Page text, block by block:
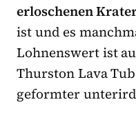
erloschenen
ist und es
Lohnenswert ist
Thurston Lava
geformter